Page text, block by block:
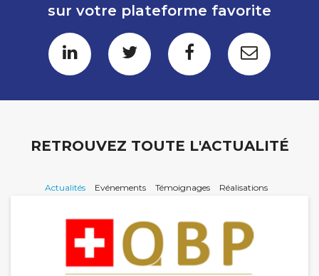
sur votre plateforme favorite
RETROUVEZ TOUTE L'ACTUALITÉ
Actualités Evénements Témoignages Réalisations